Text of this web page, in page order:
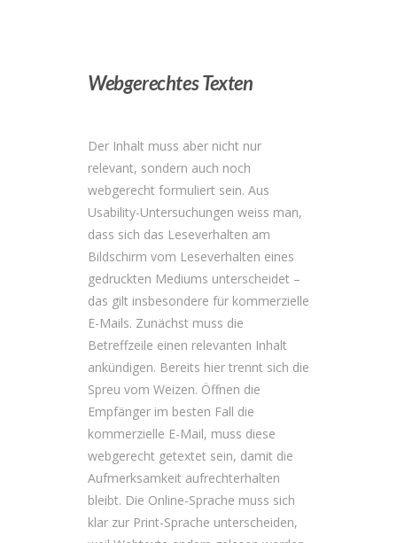
Webgerechtes Texten
Der Inhalt muss aber nicht nur
relevant, sondern auch noch
webgerecht formuliert sein. Aus
Usability-Untersuchungen weiss man,
dass sich das Leseverhalten am
Bildschirm vom Leseverhalten eines
gedruckten Mediums unterscheidet –
das gilt insbesondere für kommerzielle
E-Mails. Zunächst muss die
Betreffzeile einen relevanten Inhalt
ankündigen. Bereits hier trennt sich die
Spreu vom Weizen. Öffnen die
Empfänger im besten Fall die
kommerzielle E-Mail, muss diese
webgerecht getextet sein, damit die
Aufmerksamkeit aufrechterhalten
bleibt. Die Online-Sprache muss sich
klar zur Print-Sprache unterscheiden,